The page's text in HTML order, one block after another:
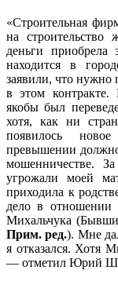
«Строительная
на
деньги
находится в
заявили, что
в этом контракте.
якобы был
хотя, как ни
появилось
превышении
мошенничестве.
угрожали моей
приходила к
дело в отношении
Михальчука
Прим. ред.). Мне
я отказался. Хотя
— отметил Юрий